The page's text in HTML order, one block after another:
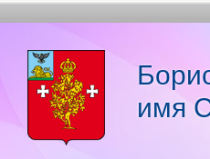
имя